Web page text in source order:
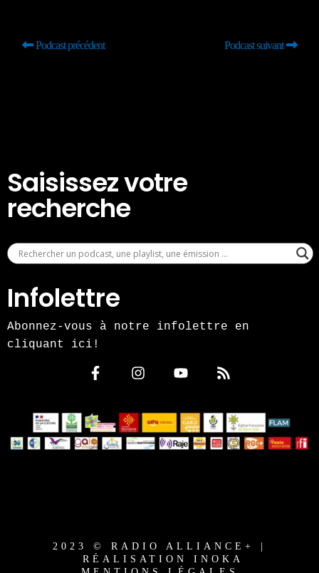
Podcast précédent Podcast suivant
Saisissez votre
recherche
Infolettre
Abonnez-vous à notre infolettre en
cliquant ici!
2023 © RADIO ALLIANCE+ |
RÉALISATION INOKA